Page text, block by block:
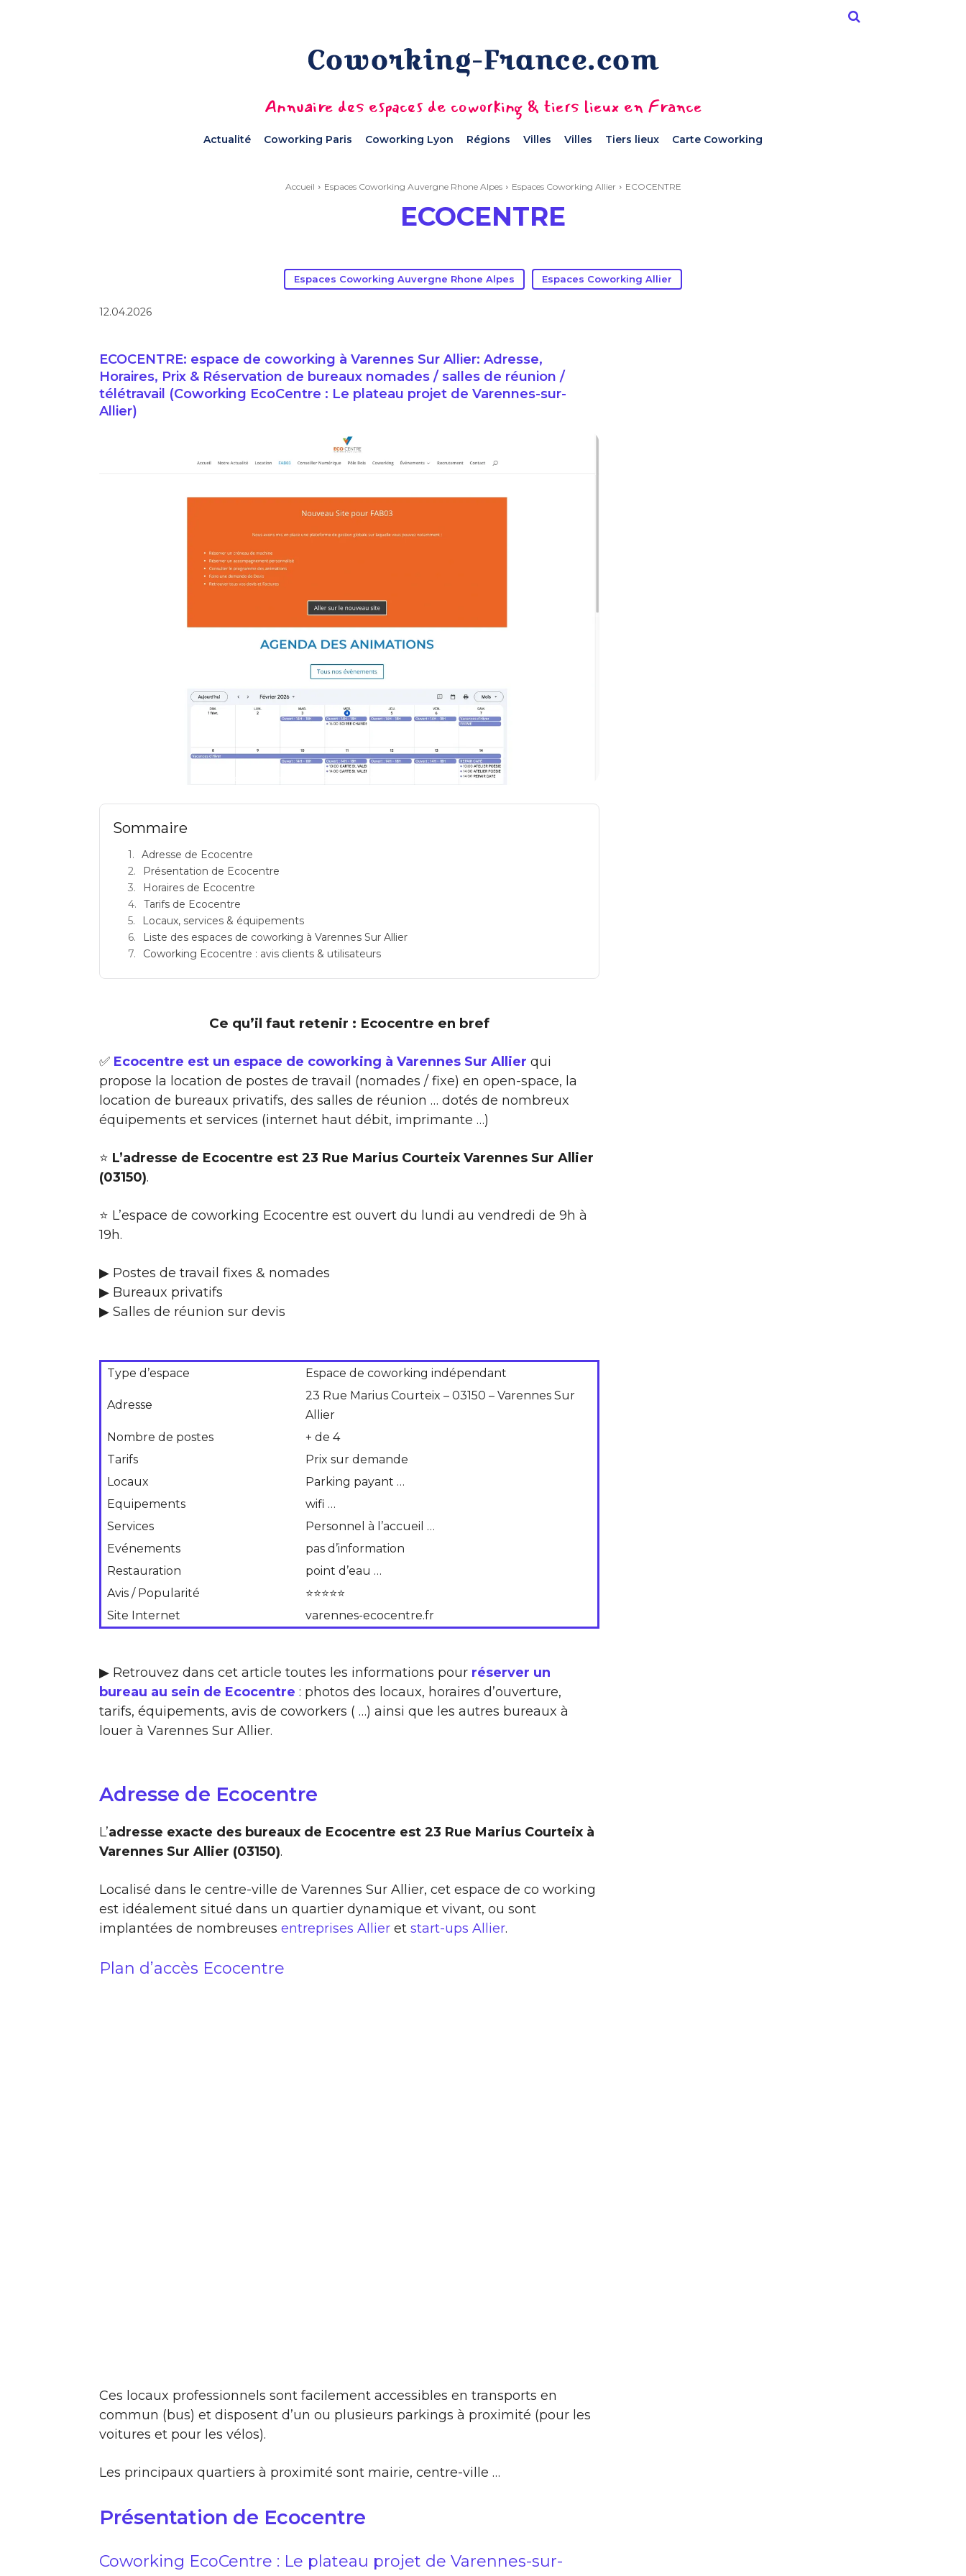
Annuaire des espaces de coworking & tiers lieux en France
Actualité Coworking Paris Coworking Lyon Régions Villes Villes Tiers lieux Carte Coworking
Accueil Espaces Coworking Auvergne Rhone Alpes Espaces Coworking Allier ECOCENTRE
ECOCENTRE
Espaces Coworking Auvergne Rhone Alpes Espaces Coworking Allier
12.04.2026
ECOCENTRE: espace de coworking à Varennes Sur Allier: Adresse,
Horaires, Prix & Réservation de bureaux nomades / salles de réunion /
télétravail (Coworking EcoCentre : Le plateau projet de Varennes-sur-
Allier)
ECOCENTRE: espace de coworking à Varennes Sur Allier: Adresse
Sommaire
Adresse de Ecocentre
Présentation de Ecocentre
Horaires de Ecocentre
Tarifs de Ecocentre
Locaux, services & équipements
Liste des espaces de coworking à Varennes Sur Allier
Coworking Ecocentre : avis clients & utilisateurs
Ce qu’il faut retenir : Ecocentre en bref
✅ Ecocentre est un espace de coworking à Varennes Sur Allier qui
propose la location de postes de travail (nomades / fixe) en open-space, la
location de bureaux privatifs, des salles de réunion … dotés de nombreux
équipements et services (internet haut débit, imprimante …)
⭐ L’adresse de Ecocentre est 23 Rue Marius Courteix Varennes Sur Allier
(03150).
⭐ L’espace de coworking Ecocentre est ouvert du lundi au vendredi de 9h à
19h.
▶ Postes de travail fixes & nomades
▶ Bureaux privatifs
▶ Salles de réunion sur devis
Type d’espace Espace de coworking indépendant
Adresse
23 Rue Marius Courteix – 03150 – Varennes Sur
Allier
Nombre de postes
+ de 4
Tarifs
Prix sur demande
Locaux
Parking payant …
Equipements
wifi …
Services
Personnel à l’accueil …
Evénements
pas d’information
Restauration
point d’eau …
Avis / Popularité
⭐⭐⭐⭐⭐
Site Internet
varennes-ecocentre.fr
▶ Retrouvez dans cet article toutes les informations pour réserver un
bureau au sein de Ecocentre : photos des locaux, horaires d’ouverture,
tarifs, équipements, avis de coworkers ( …) ainsi que les autres bureaux à
louer à Varennes Sur Allier.
Adresse de Ecocentre
L’adresse exacte des bureaux de Ecocentre est 23 Rue Marius Courteix à
Varennes Sur Allier (03150).
Localisé dans le centre-ville de Varennes Sur Allier, cet espace de co working
est idéalement situé dans un quartier dynamique et vivant, ou sont
implantées de nombreuses entreprises Allier et start-ups Allier.
Plan d’accès Ecocentre
Ces locaux professionnels sont facilement accessibles en transports en
commun (bus) et disposent d’un ou plusieurs parkings à proximité (pour les
voitures et pour les vélos).
Les principaux quartiers à proximité sont mairie, centre-ville …
Présentation de Ecocentre
Coworking EcoCentre : Le plateau projet de Varennes-sur-